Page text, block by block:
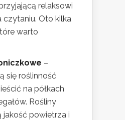
relaksowi
czytaniu. Oto kilka
warto
–
się roślinność
na półkach
Rośliny
jakość powietrza i